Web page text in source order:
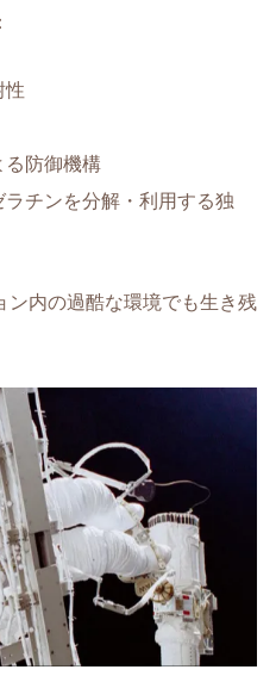
性
る防御機構
チンを分解・利用する独
ン内の過酷な環境でも生き残